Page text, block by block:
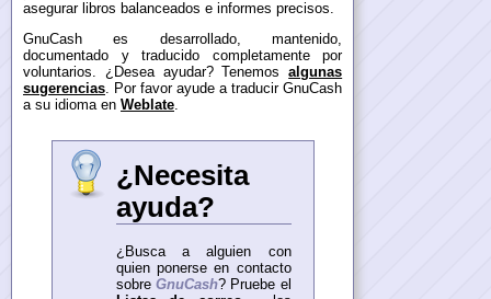
asegurar libros balanceados e informes precisos.
GnuCash es desarrollado, mantenido,
documentado y traducido completamente por
voluntarios. ¿Desea ayudar? Tenemosalgunas
sugerencias . Por favor ayude a traducir GnuCash
a su idioma en Weblate
¿Necesita
ayuda?
¿Busca a alguien con
quien ponerse en contacto
sobre GnuCash? Pruebe el